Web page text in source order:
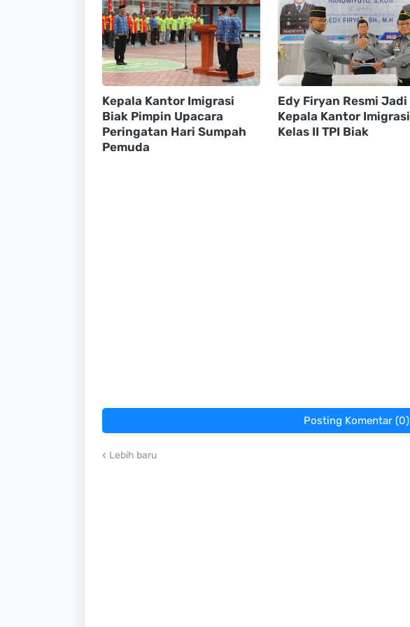
Kepala Kantor Imigrasi
Biak Pimpin Upacara
Peringatan Hari Sumpah
Pemuda
Edy Firyan Resmi Jadi
Kepala Kantor Imigrasi
Kelas II TPI Biak
Posting Komentar (0)
Lebih baru